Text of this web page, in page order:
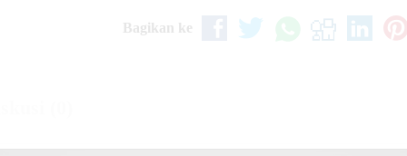
Bagikan ke